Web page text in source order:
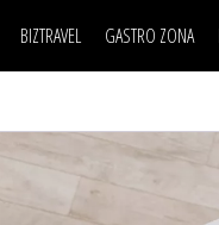
BIZTRAVEL GASTRO ZONA